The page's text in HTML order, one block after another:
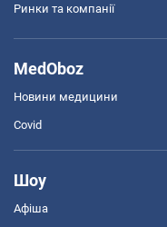
Ринки та компанії
MedOboz
Новини медицини
Covid
Шоу
Афіша